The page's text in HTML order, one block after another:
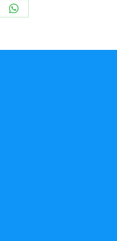
Partager
WhatsApp